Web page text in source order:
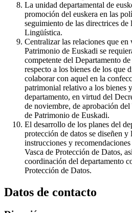
La unidad departamental de
promoción del euskera en las
seguimiento de las directrices
Lingüística.
Centralizar las relaciones que
Patrimonio de Euskadi se
competente del Departamento
respecto a los bienes de los que
colaborar con aquel en la
patrimonial relativo a los bienes
departamento, en virtud del
de noviembre, de aprobación
de Patrimonio de Euskadi.
El desarrollo de los planes del
protección de datos se diseñen y
instrucciones y
Vasca de Protección de Datos,
coordinación del departamento
Protección de Datos.
Datos de contacto